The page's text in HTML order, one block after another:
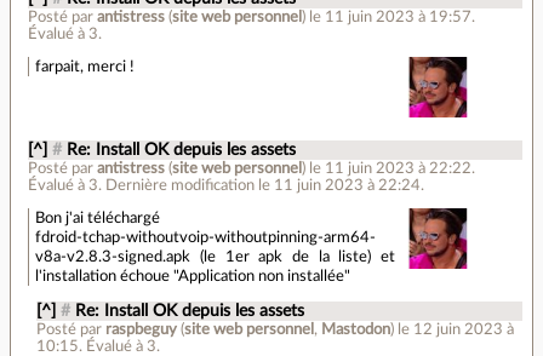
Posté parantistress (site web personnel ) le 11 juin 2023 à 19:57.
Évalué à 3.
farpait, merci !
[^] # Re: Install OK depuis les assets
Posté parantistress (site web personnel ) le 11 juin 2023 à 22:22.
Évalué à 3. Dernière modification le 11 juin 2023 à 22:24.
Bon j'ai téléchargé
fdroid-tchap-withoutvoip-withoutpinning-arm64-
v8a-v2.8.3-signed.apk (le 1er apk de la liste) et
l'installation échoue "Application non installée"
[^] # Re: Install OK depuis les assets
Posté par raspbeguy(site web personnel , Mastodon) le 12 juin 2023 à
10:15. Évalué à 3.